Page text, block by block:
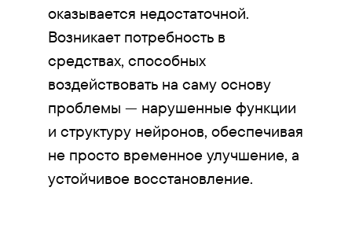
оказывается недостаточной.
Возникает потребность в
средствах, способных
воздействовать на саму основу
проблемы — нарушенные функции
и структуру нейронов, обеспечивая
не просто временное улучшение, а
устойчивое восстановление.